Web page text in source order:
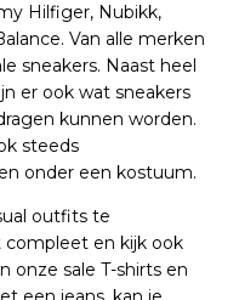
Hilfiger, Nubikk,
Van alle merken
sneakers. Naast heel
er ook wat sneakers
kunnen worden.
steeds
onder een kostuum.
outfits te
compleet en kijk ook
onze sale T-shirts en